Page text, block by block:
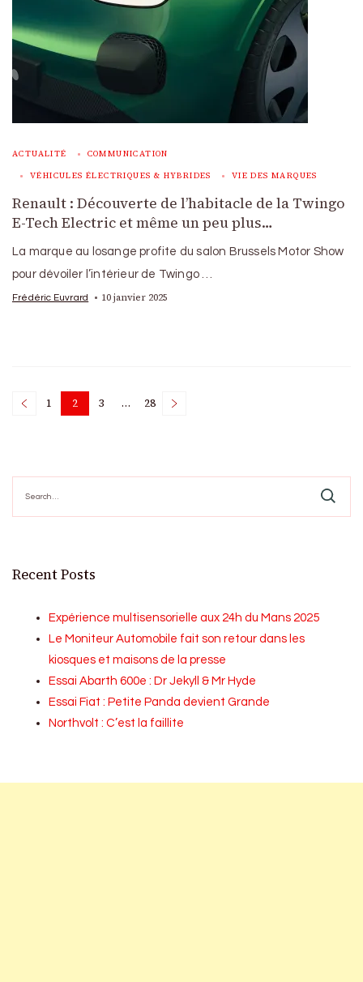
ACTUALITÉ COMMUNICATION
VÉHICULES ÉLECTRIQUES & HYBRIDES VIE DES MARQUES
Renault : Découverte de l’habitacle de la Twingo
E-Tech Electric et même un peu plus…
La marque au losange profite du salon Brussels Motor Show
pour dévoiler l’intérieur de Twingo …
Frédéric Euvrard 10 janvier 2025
Posts
Page
1 Page
2 Page
3 … Page
28
for:
Recent Posts
Expérience multisensorielle aux 24h du Mans 2025
Le Moniteur Automobile fait son retour dans les
kiosques et maisons de la presse
Essai Abarth 600e : Dr Jekyll & Mr Hyde
Essai Fiat : Petite Panda devient Grande
Northvolt : C’est la faillite